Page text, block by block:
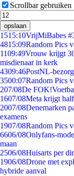
Scrollbar gebruiken
opslaan
1515:10VrijMiBabes
4815:09Random Pics
1109:49Vrouw krijgt
misdienaar in kerk
4309:46PostNL-
3500:07Random Pics
207/08De
1607/08Meta krijgt
2007/08Denemarken
examens
1907/08Random Pics
6606/08Onlyfans-
maan
2506/08Huisarts per
1906/08Drone met
hybride aanval